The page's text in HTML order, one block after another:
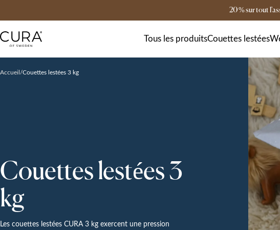
20 % sur tout
Tous les produitsCouettes lestées
Accueil Couettes lestées 3 kg
Couettes lestées 3
kg
Les couettes lestées CURA 3 kg exercent une pression